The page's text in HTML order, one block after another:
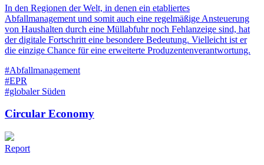
In den Regionen der Welt, in denen ein etabliertes
Abfallmanagement und somit auch eine regelmäßige Ansteuerung
von Haushalten durch eine Müllabfuhr noch Fehlanzeige sind, hat
der digitale Fortschritt eine besondere Bedeutung. Vielleicht ist er
die einzige Chance für eine erweiterte Produzentenverantwortung.
#Abfallmanagement
#EPR
#globaler Süden
Circular Economy
Report